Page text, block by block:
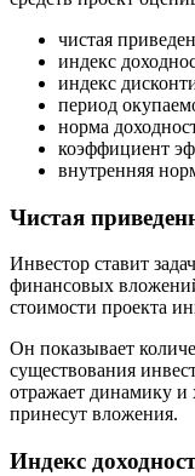
чистая
индекс
индекс
период
норма
коэффициент
внутренняя
Чистая
Инвестор ставит
финансовых
стоимости проекта
Он показывает
существования
отражает динамику и
принесут вложения.
Индекс